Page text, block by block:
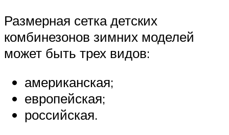
Размерная сетка детских
комбинезонов зимних моделей
может быть трех видов:
американская;
европейская;
российская.